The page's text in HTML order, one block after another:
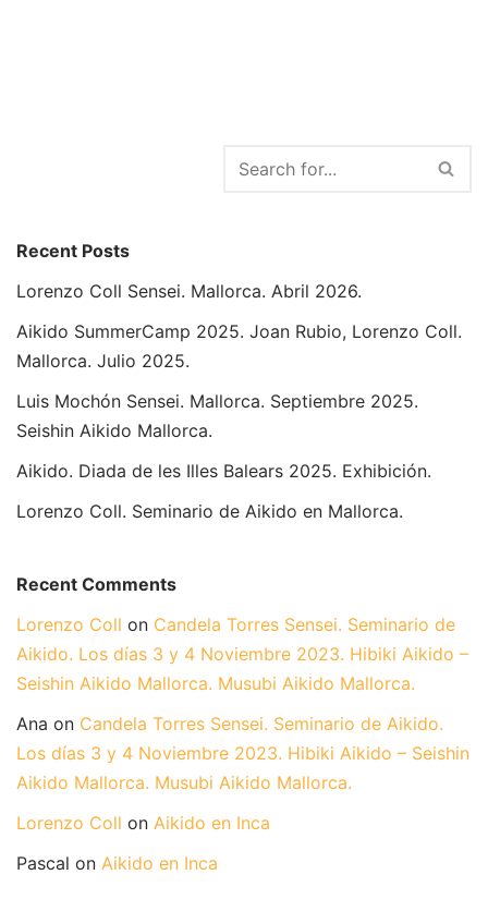
Recent Posts
Lorenzo Coll Sensei. Mallorca. Abril 2026.
Aikido SummerCamp 2025. Joan Rubio, Lorenzo Coll.
Mallorca. Julio 2025.
Luis Mochón Sensei. Mallorca. Septiembre 2025.
Seishin Aikido Mallorca.
Aikido. Diada de les Illes Balears 2025. Exhibición.
Lorenzo Coll. Seminario de Aikido en Mallorca.
Recent Comments
Lorenzo Coll on Candela Torres Sensei. Seminario de
Aikido. Los días 3 y 4 Noviembre 2023. Hibiki Aikido –
Seishin Aikido Mallorca. Musubi Aikido Mallorca.
Ana on Candela Torres Sensei. Seminario de Aikido.
Los días 3 y 4 Noviembre 2023. Hibiki Aikido – Seishin
Aikido Mallorca. Musubi Aikido Mallorca.
Lorenzo Coll on Aikido en Inca
Pascal on Aikido en Inca